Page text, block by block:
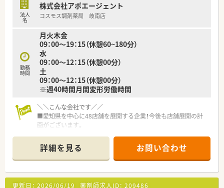
法人
名
株式会社アポエージェント
コスモス調剤薬局 岐南店
勤務
時間
月火木金
09：00～19：15（休憩60~180分）
水
09：00～12：15（休憩00分）
土
09：00～12：15（休憩00分）
※週40時間月間変形労働時間
＼＼こんな会社です／／
■愛知県を中心に48店舗を展開する企業！今後も店舗展開の計
画がございます。
■ドミナント展開で同じエリア内に店舗が複数ある為、転居を伴
う転勤はありません。
■患者様とクリニックの懸け橋として、健康と安心に貢献するマ
ザーカンパニーを目指します。
■社内サークル活動も積極的に行っており社内の横のつながり
詳細を見る お問い合わせ
更新日： 2026/06/19 薬剤師求人ID： 209486